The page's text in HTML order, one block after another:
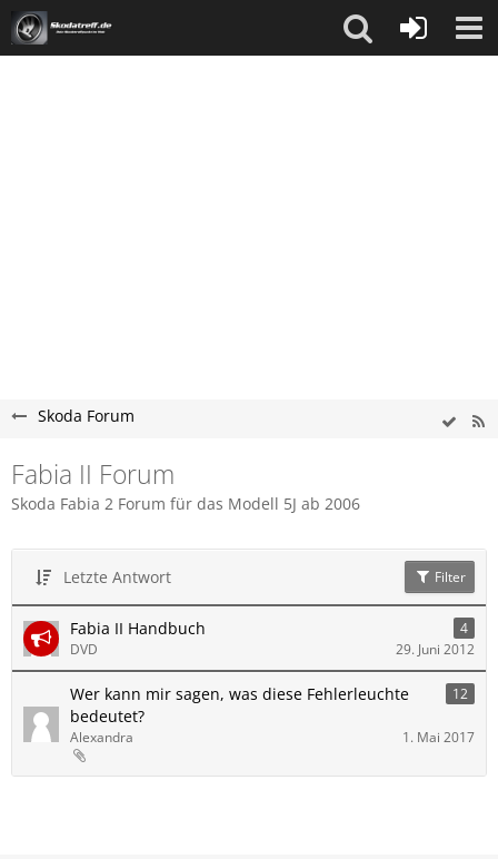
Skoda Forum
Fabia II Forum
Skoda Fabia 2 Forum für das Modell 5J ab 2006
Letzte Antwort Filter
Fabia II Handbuch
4
DVD
29. Juni 2012
Wer kann mir sagen, was diese Fehlerleuchte
bedeutet?
12
Alexandra 1. Mai 2017